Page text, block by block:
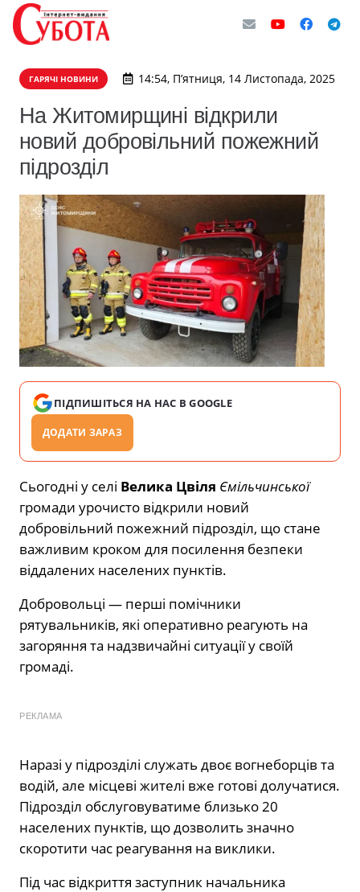
ГАРЯЧІ НОВИНИ 14:54, П’ятниця, 14 Листопада, 2025
На Житомирщині відкрили
новий добровільний пожежний
підрозділ
ПІДПИШІТЬСЯ НА НАС В GOOGLE
ДОДАТИ ЗАРАЗ
Сьогодні у селі Велика Цвіля Ємільчинської
громади урочисто відкрили новий
добровільний пожежний підрозділ, що стане
важливим кроком для посилення безпеки
віддалених населених пунктів.
Добровольці — перші помічники
рятувальників, які оперативно реагують на
загоряння та надзвичайні ситуації у своїй
громаді.
РЕКЛАМА
Наразі у підрозділі служать двоє вогнеборців та
водій, але місцеві жителі вже готові долучатися.
Підрозділ обслуговуватиме близько 20
населених пунктів, що дозволить значно
скоротити час реагування на виклики.
Під час відкриття заступник начальника